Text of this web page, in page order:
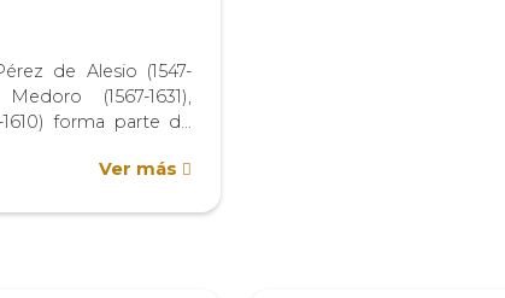
de Alesio (1547-
(1567-1631),
forma parte de
Perú los lenguajes
Ver más